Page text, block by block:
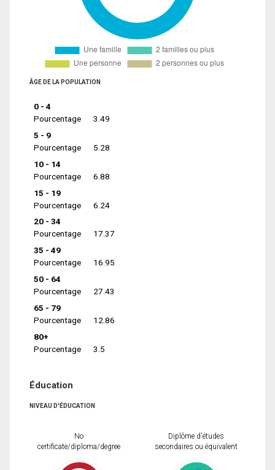
ÂGE DE LA POPULATION
0 - 4
Pourcentage
3.49
5 - 9
Pourcentage
5.28
10 - 14
Pourcentage
6.88
15 - 19
Pourcentage
6.24
20 - 34
Pourcentage
17.37
35 - 49
Pourcentage
16.95
50 - 64
Pourcentage
27.43
65 - 79
Pourcentage
12.86
80+
Pourcentage
3.5
Éducation
NIVEAU D'ÉDUCATION
No
certificate/diploma/degree
Diplôme d'études
secondaires ou équivalent